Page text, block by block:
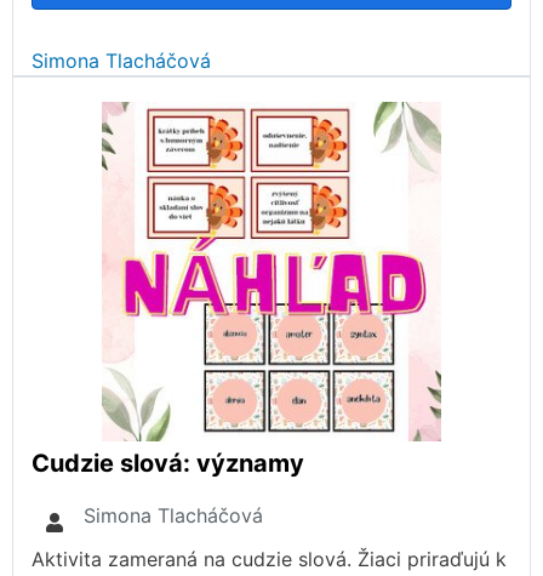
Simona Tlacháčová
Cudzie slová: významy
Simona Tlacháčová
Aktivita zameraná na cudzie slová. Žiaci priraďujú k